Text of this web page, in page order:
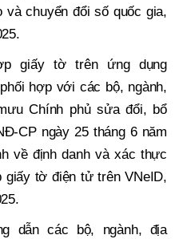
và chuyển đổi số quốc gia,
giấy tờ trên ứng dụng
hợp với các bộ, ngành,
Chính phủ sửa đổi, bổ
CP ngày 25 tháng 6 năm
về định danh và xác thực
tờ điện tử trên VNeID,
dẫn các bộ, ngành, địa